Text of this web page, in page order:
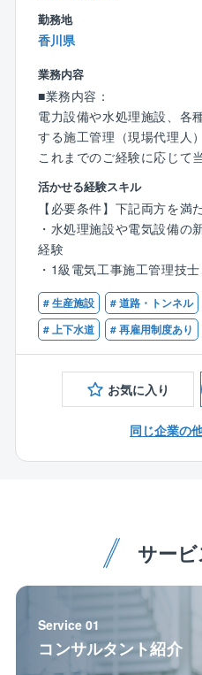
水道や環境など人々の生活
発しており、浄水場および
術が活躍しています。
規模も数十億円単位の案件
的な価値の高い製品ばかり
が増加しています。
また、九州内では電力会社
ムイオンなどの次世代新エ
きく貢献しています。
■魅力：
主要株主に九電工、西日本
所など大手も名を連ねてお
まもなく100周年を迎える
勤務地
香川県
業務内容
■業務内容：
電力設備や水処理施設、各
する施工管理（現場代理人
これまでのご経験に応じて
すが、主には下記の業務内容
＜電力システム＞
500KV 変電所集中自動化
所用自動監視制御システム
自動化システム、地中用開
＜社会システム＞
下水処理監視制御装置、浄
監視制御装置、道路照明用
芥処理監視制御盤など
＜環境エネルギー＞
太陽光発電所監視システム
高・低圧配電システム
■工事の割合：上水20％、
エリアを跨いで応援対応を
■出張期間＝2週間～半年程
件もあり） ■元請：下請
NEXCO：高速道路の案件
日本下水道事業団：水処
処理）の案件となります。
活かせる経験スキル
【必要条件】下記両方を満
・水処理施設や電気設備の
経験
・1級電気工事施工管理技
（電気工事分野）をお持ち
【歓迎条件】
・1級電気通信施工管理技
・制御システム製品や水処
のある方
# 生産施設 # 道路・トンネル
# 上下水道
# 再雇用制度あり
お気に入り
同じ企業の
サー
Service 01
コンサルタント紹介